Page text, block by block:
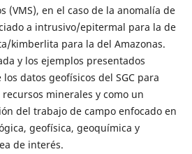
(VMS), en el caso de la anomalía de
a intrusivo/epitermal para la de
kimberlita para la del Amazonas.
y los ejemplos presentados
datos geofísicos del SGC para
minerales y como un
del trabajo de campo enfocado en
geofísica, geoquímica y
de interés.